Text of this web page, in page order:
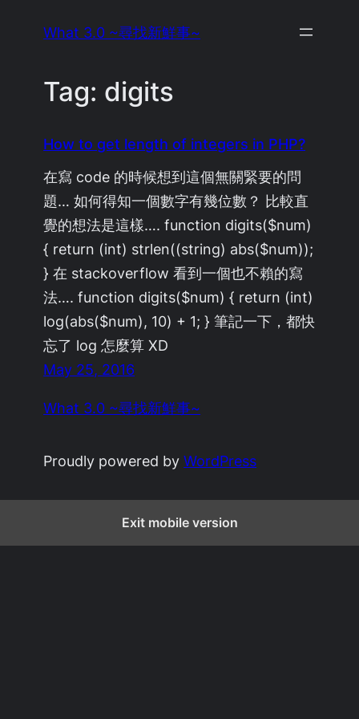
What 3.0 ~尋找新鮮事~
Tag: digits
How to get length of integers in PHP?
在寫 code 的時候想到這個無關緊要的問
題… 如何得知一個數字有幾位數？ 比較直
覺的想法是這樣…. function digits($num)
{ return (int) strlen((string) abs($num));
} 在 stackoverflow 看到一個也不賴的寫
法…. function digits($num) { return (int)
log(abs($num), 10) + 1; } 筆記一下，都快
忘了 log 怎麼算 XD
May 25, 2016
What 3.0 ~尋找新鮮事~
Proudly powered byWordPress
Exit mobile version